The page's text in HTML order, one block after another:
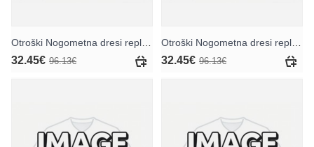
32.45€ 96.13€ 32.45€ 96.13€